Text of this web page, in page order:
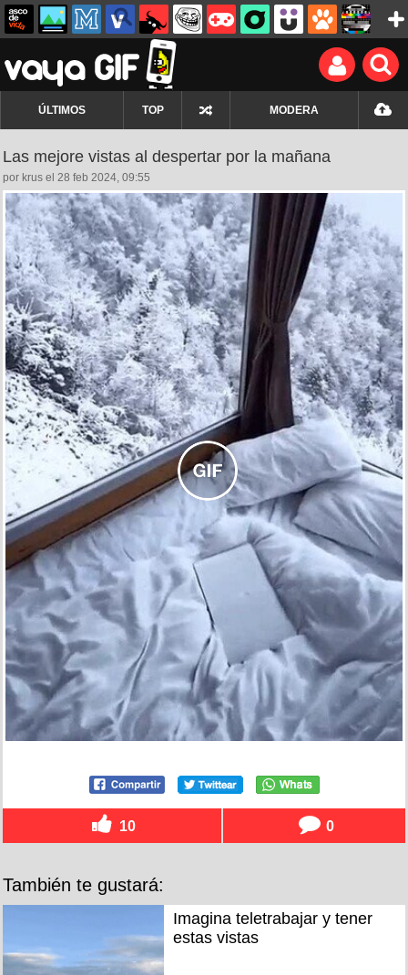
ÚLTIMOS TOP MODERA
Las mejore vistas al despertar por la mañana
por krus el 28 feb 2024, 09:55
10 0
También te gustará:
Imagina teletrabajar y tener
estas vistas